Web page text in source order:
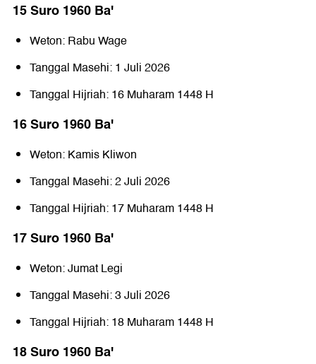
15 Suro 1960 Baꞌ
Weton: Rabu Wage
Tanggal Masehi: 1 Juli 2026
Tanggal Hijriah: 16 Muharam 1448 H
16 Suro 1960 Baꞌ
Weton: Kamis Kliwon
Tanggal Masehi: 2 Juli 2026
Tanggal Hijriah: 17 Muharam 1448 H
17 Suro 1960 Baꞌ
Weton: Jumat Legi
Tanggal Masehi: 3 Juli 2026
Tanggal Hijriah: 18 Muharam 1448 H
18 Suro 1960 Baꞌ